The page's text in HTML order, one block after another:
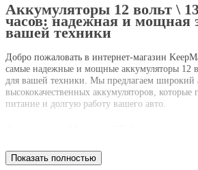
Аккумуляторы 12 вольт \
часов: надежная и мощная
вашей техники
Добро пожаловать в интернет-магазин
самые надежные и мощные аккумуляторы 12
для вашей техники. Мы предлагаем широкий
высококачественных аккумуляторов, которые
питание и долгую работу вашего авто.
Независимо от того, какие условия
аккумуляторы обеспечат стабильную и
Показать полностью